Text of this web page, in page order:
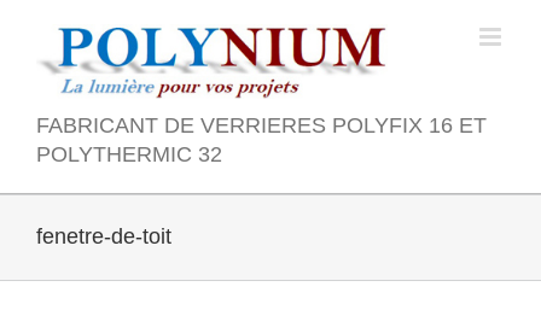
content
FABRICANT DE VERRIERES POLYFIX 16 ET
POLYTHERMIC 32
fenetre-de-toit